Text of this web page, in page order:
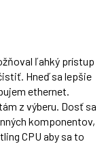
ľahký prístup
Hneď sa lepšie
ethernet.
z výberu. Dosť sa
komponentov,
CPU aby sa to